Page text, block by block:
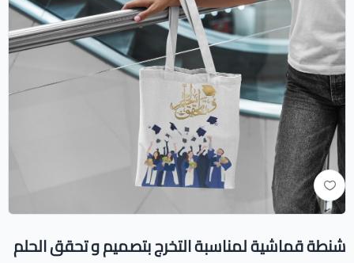
شنطة قماشية لمناسبة التخرج بتصميم و تحقق الحلم